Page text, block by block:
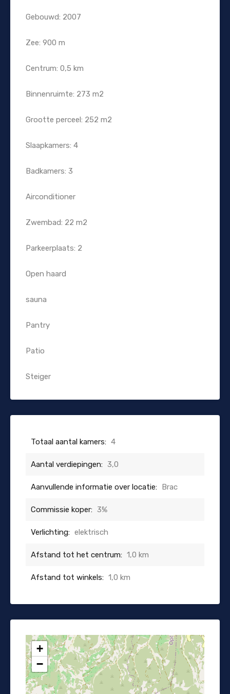
Gebouwd: 2007
Zee: 900 m
Centrum: 0,5 km
Binnenruimte: 273 m2
Grootte perceel: 252 m2
Slaapkamers: 4
Badkamers: 3
Airconditioner
Zwembad: 22 m2
Parkeerplaats: 2
Open haard
sauna
Pantry
Patio
Steiger
Totaal aantal kamers: 4
Aantal verdiepingen: 3,0
Aanvullende informatie over locatie: Brac
Commissie koper: 3%
Verlichting: elektrisch
Afstand tot het centrum: 1,0 km
Afstand tot winkels: 1,0 km
+
−